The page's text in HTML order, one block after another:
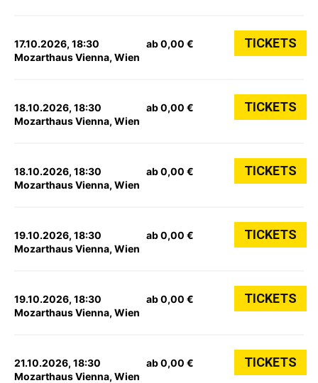
17.10.2026, 18:30
Mozarthaus Vienna, Wien
ab 0,00 € TICKETS
18.10.2026, 18:30
Mozarthaus Vienna, Wien
ab 0,00 € TICKETS
18.10.2026, 18:30
Mozarthaus Vienna, Wien
ab 0,00 € TICKETS
19.10.2026, 18:30
Mozarthaus Vienna, Wien
ab 0,00 € TICKETS
19.10.2026, 18:30
Mozarthaus Vienna, Wien
ab 0,00 € TICKETS
21.10.2026, 18:30
Mozarthaus Vienna, Wien
ab 0,00 € TICKETS